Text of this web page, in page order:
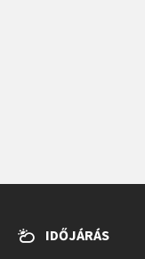
IDŐJÁRÁS